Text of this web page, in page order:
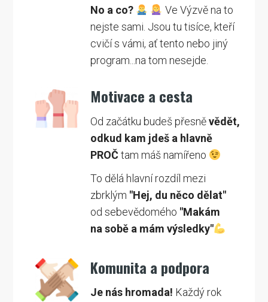
No a co?
Ve Výzvě na to
nejste sami. Jsou tu tisíce, kteří
cvičí s vámi, ať tento nebo jiný
program...na tom nesejde.
Motivace a cesta
Od začátku budeš přesněvědět,
odkud kam jdeš a hlavně
PROČ tam máš namířeno
To dělá hlavní rozdíl mezi
zbrklým "Hej, du něco dělat"
od sebevědomého "Makám
na sobě a mám výsledky"
Komunita a podpora
Je nás hromada! Každý rok